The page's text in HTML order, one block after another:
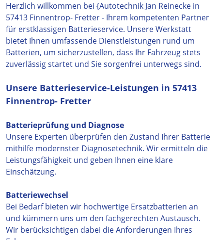
Herzlich willkommen bei {Autotechnik Jan Reinecke in
57413 Finnentrop- Fretter - Ihrem kompetenten Partner
für erstklassigen Batterieservice. Unsere Werkstatt
bietet Ihnen umfassende Dienstleistungen rund um
Batterien, um sicherzustellen, dass Ihr Fahrzeug stets
zuverlässig startet und Sie sorgenfrei unterwegs sind.
Unsere Batterieservice-Leistungen in 57413
Finnentrop- Fretter
Batterieprüfung und Diagnose
Unsere Experten überprüfen den Zustand Ihrer Batterie
mithilfe modernster Diagnosetechnik. Wir ermitteln die
Leistungsfähigkeit und geben Ihnen eine klare
Einschätzung.
Batteriewechsel
Bei Bedarf bieten wir hochwertige Ersatzbatterien an
und kümmern uns um den fachgerechten Austausch.
Wir berücksichtigen dabei die Anforderungen Ihres